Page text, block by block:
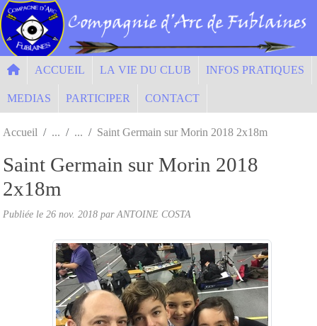
ACCUEIL LA VIE DU CLUB INFOS PRATIQUES
MEDIAS PARTICIPER CONTACT
Accueil Saint Germain sur Morin 2018 2x18m
Saint Germain sur Morin 2018
2x18m
Publiée le 26 nov. 2018 par ANTOINE COSTA
Panneau de gestion des cookies